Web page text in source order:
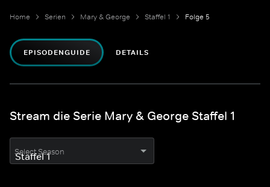
Home Serien Mary & George Staffel 1 Folge 5
EPISODENGUIDE DETAILS
Stream die Serie Mary & George Staffel 1
Select Season